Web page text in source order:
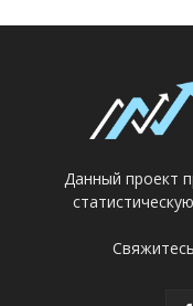
Данный проект